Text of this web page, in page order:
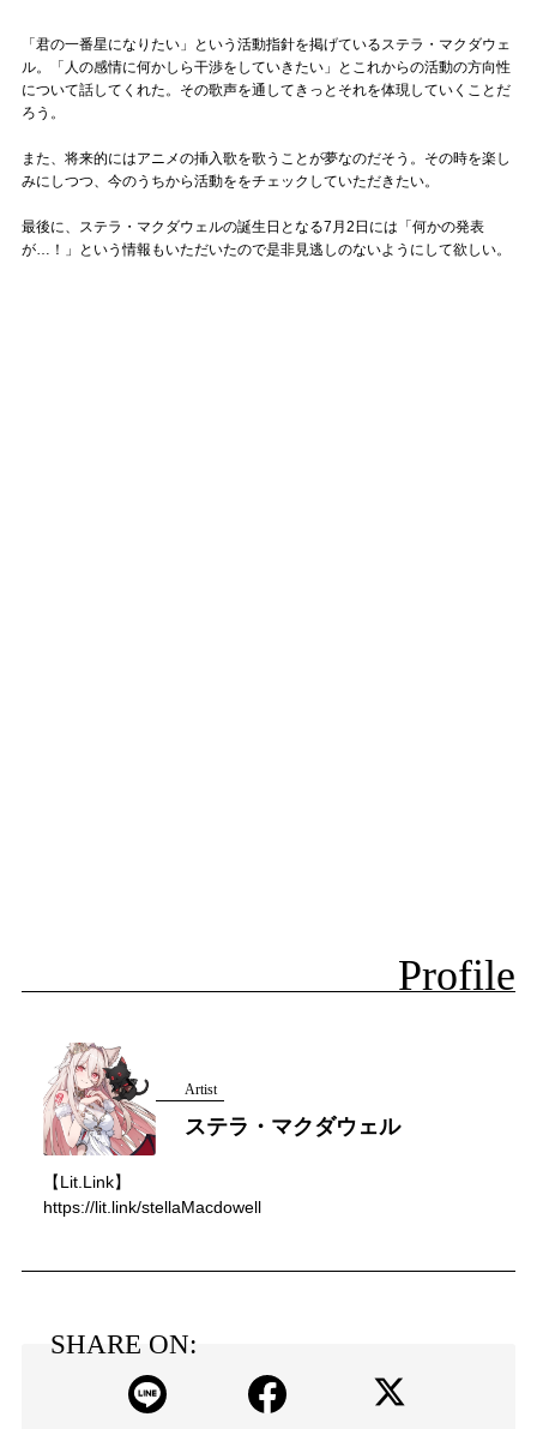
「君の一番星になりたい」という活動指針を掲げているステラ・マクダウェ
ル。「人の感情に何かしら干渉をしていきたい」とこれからの活動の方向性
について話してくれた。その歌声を通してきっとそれを体現していくことだ
ろう。
また、将来的にはアニメの挿入歌を歌うことが夢なのだそう。その時を楽し
みにしつつ、今のうちから活動ををチェックしていただきたい。
最後に、ステラ・マクダウェルの誕生日となる7月2日には「何かの発表
が…！」という情報もいただいたので是非見逃しのないようにして欲しい。
Profile
Artist
ステラ・マクダウェル
【Lit.Link】
https://lit.link/stellaMacdowell
SHARE ON: